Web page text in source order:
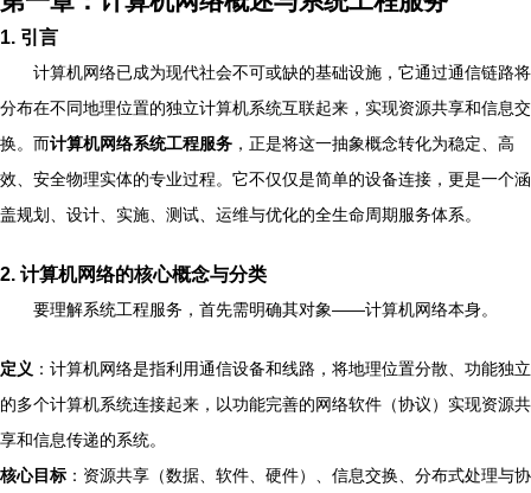
1. 引言
计算机网络已成为现代社会不可或缺的基础设施，它通过通信链路将
分布在不同地理位置的独立计算机系统互联起来，实现资源共享和信息交
换。而计算机网络系统工程服务 ，正是将这一抽象概念转化为稳定、高
效、安全物理实体的专业过程。它不仅仅是简单的设备连接，更是一个涵
盖规划、设计、实施、测试、运维与优化的全生命周期服务体系。
2. 计算机网络的核心概念与分类
要理解系统工程服务，首先需明确其对象——计算机网络本身。
定义 ：计算机网络是指利用通信设备和线路，将地理位置分散、功能独立
的多个计算机系统连接起来，以功能完善的网络软件（协议）实现资源共
享和信息传递的系统。
核心目标 ：资源共享（数据、软件、硬件）、信息交换、分布式处理与协